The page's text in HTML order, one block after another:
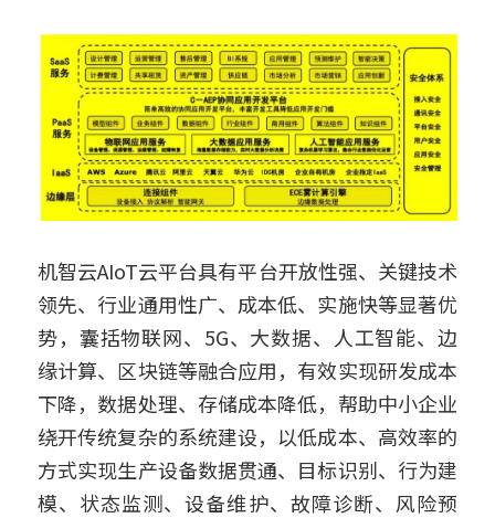
机智云AIoT云平台具有平台开放性强、关键技术
领先、行业通用性广、成本低、实施快等显著优
势，囊括物联网、5G、大数据、人工智能、边
缘计算、区块链等融合应用，有效实现研发成本
下降，数据处理、存储成本降低，帮助中小企业
绕开传统复杂的系统建设，以低成本、高效率的
方式实现生产设备数据贯通、目标识别、行为建
模、状态监测、设备维护、故障诊断、风险预